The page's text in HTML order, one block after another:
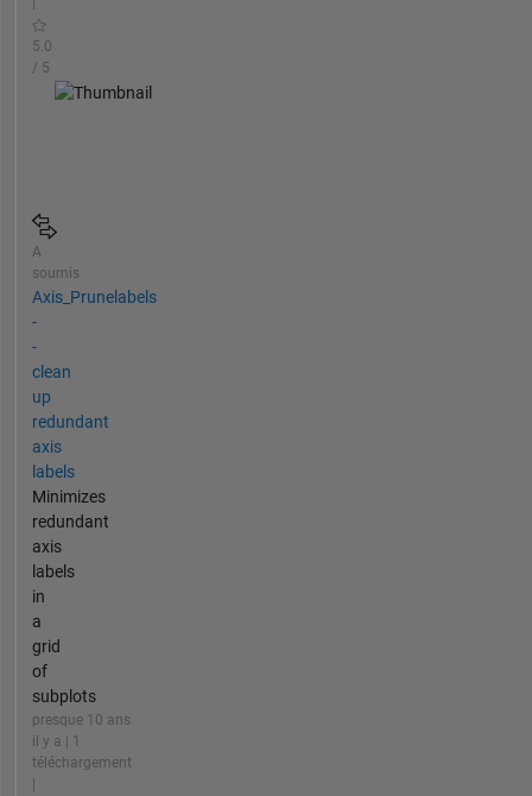
5.0
/ 5
A
soumis
Axis_Prunelabels
-
-
clean
up
redundant
axis
labels
Minimizes
redundant
axis
labels
in
a
grid
of
subplots
presque 10 ans
il y a | 1
téléchargement